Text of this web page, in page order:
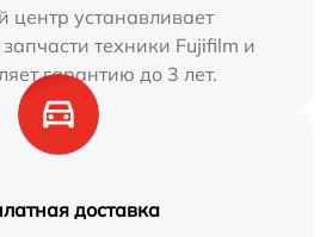
центр устанавливает
техники Fujifilm и
гарантию до 3 лет.
доставка